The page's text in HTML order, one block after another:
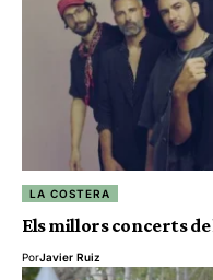
LA COSTERA
Els millors concerts
PorJavier Ruiz